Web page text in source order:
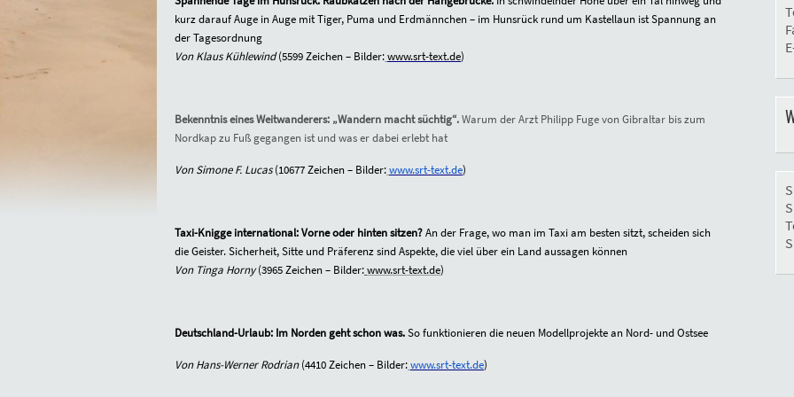
kurz darauf Auge in Auge mit Tiger, Puma und Erdmännchen – im Hunsrück rund um Kastellaun ist Spannung an
der Tagesordnung
Von Klaus Kühlewind (5599 Zeichen – Bilder:www.srt-text.de)
Bekenntnis eines Weitwanderers: „Wandern macht süchtig“.Warum der Arzt Philipp Fuge von Gibraltar bis zum
Nordkap zu Fuß gegangen ist und was er dabei erlebt hat
Von Simone F. Lucas (10677 Zeichen – Bilder:www.srt-text.de)
Taxi-Knigge international: Vorne oder hinten sitzen?An der Frage, wo man im Taxi am besten sitzt, scheiden sich
die Geister. Sicherheit, Sitte und Präferenz sind Aspekte, die viel über ein Land aussagen können
Von Tinga Horny (3965 Zeichen – Bilder:www.srt-text.de)
Deutschland-Urlaub: Im Norden geht schon was.So funktionieren die neuen Modellprojekte an Nord- und Ostsee
Von Hans-Werner Rodrian (4410 Zeichen – Bilder:www.srt-text.de)